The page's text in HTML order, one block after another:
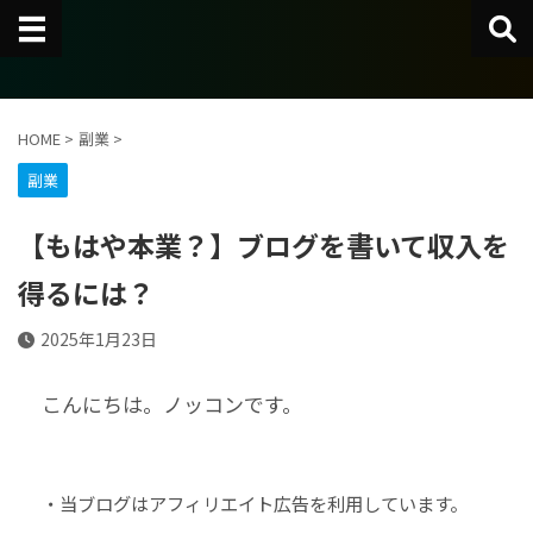
HOME > 副業 >
副業
【もはや本業？】ブログを書いて収入を
得るには？
2025年1月23日
こんにちは。ノッコンです。
・当ブログはアフィリエイト広告を利用しています。